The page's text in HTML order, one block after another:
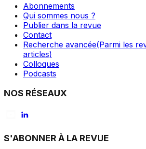
Abonnements
Qui sommes nous ?
Publier dans la revue
Contact
Recherche avancée(Parmi les
articles)
Colloques
Podcasts
NOS RÉSEAUX
S'ABONNER À LA REVUE